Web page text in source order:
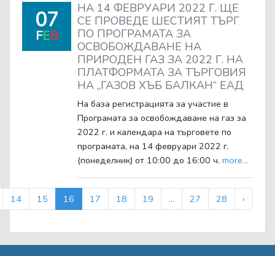
07
FEB
НА 14 ФЕВРУАРИ 2022 Г. ЩЕ
СЕ ПРОВЕДЕ ШЕСТИЯТ ТЪРГ
ПО ПРОГРАМАТА ЗА
ОСВОБОЖДАВАНЕ НА
ПРИРОДЕН ГАЗ ЗА 2022 Г. НА
ПЛАТФОРМАТА ЗА ТЪРГОВИЯ
НА „ГАЗОВ ХЪБ БАЛКАН“ ЕАД
На база регистрацията за участие в
Програмата за освобождаване на газ за
2022 г. и календара на търговете по
програмата, на 14 февруари 2022 г.
(понеделник) от 10:00 до 16:00 ч. more...
14 15 16 17 18 19 ... 27 28 ›